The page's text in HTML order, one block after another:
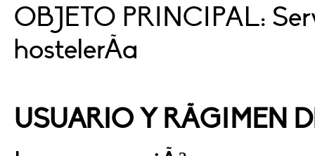
OBJETO PRINCIPAL:
hostelerÃ­a
USUARIO Y RÃGIMEN